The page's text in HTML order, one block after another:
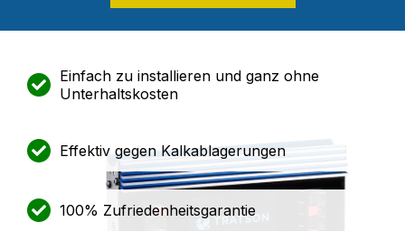
Einfach zu installieren und ganz ohne
Unterhaltskosten
Effektiv gegen Kalkablagerungen
100% Zufriedenheitsgarantie